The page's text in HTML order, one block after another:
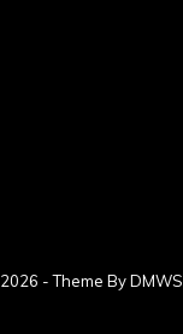
2026 - Theme ByDMWS